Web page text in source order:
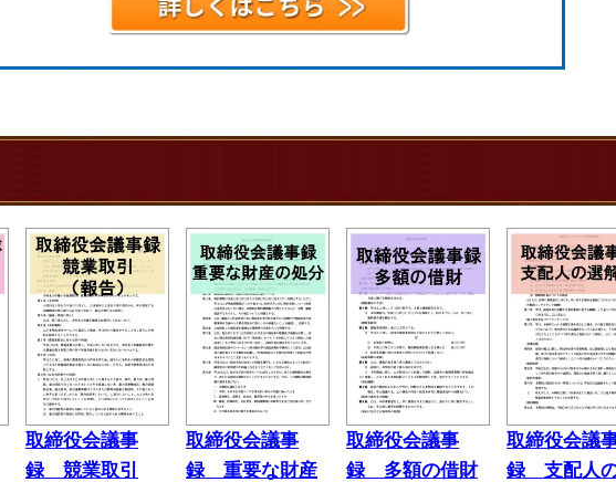
取締役会議事
録 競業取引
取締役会議事
録 重要な財産
取締役会議事
録 多額の借財
取締役会議
録 支配人